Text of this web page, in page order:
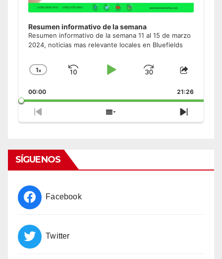
Resumen informativo de la semana
Resumen informativo de la semana 11 al 15 de marzo
2024, noticias mas relevante locales en Bluefields
Change
Rate
1x
Skip
Play
Jump
Forward
Share
Episode
00:00 21:26
Previous
Episode
Show
Episodes
Next
Episode
SÍGUENOS
Facebook
Twitter